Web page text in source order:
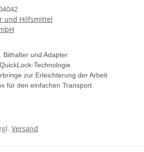
und Hilfsmittel
Bithalter und Adapter
Technologie
zur Erleichterung der Arbeit
für den einfachen Transport
Versand